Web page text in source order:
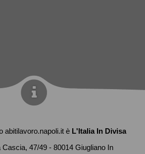
abitilavoro.napoli.it è L'Italia In Divisa
47/49 - 80014 Giugliano In